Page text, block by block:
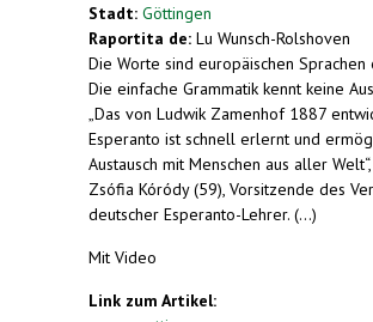
Stadt: Göttingen
Raportita de: Lu Wunsch-Rolshoven
Die Worte sind europäischen Sprachen
Die einfache Grammatik kennt keine
„Das von Ludwik Zamenhof 1887
Esperanto ist schnell erlernt und
Austausch mit Menschen aus aller
Zsófia Kóródy (59), Vorsitzende des
deutscher Esperanto-Lehrer. (...)
Mit Video
Link zum Artikel: